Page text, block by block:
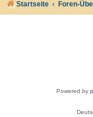
Startseite Foren-
Powered by